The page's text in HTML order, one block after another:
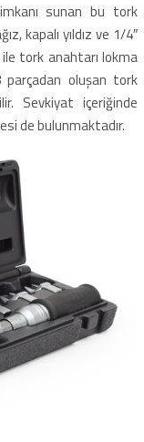
sunan bu tork
kapalı yıldız ve 1/4″
ile tork anahtarı lokma
parçadan oluşan tork
Sevkiyat içeriğinde
de bulunmaktadır.